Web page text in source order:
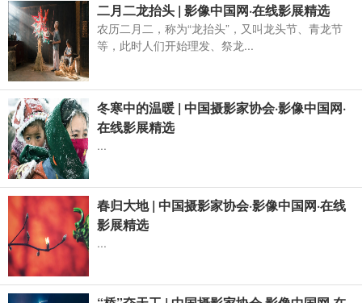
二月二龙抬头 | 影像中国网·在线影展精选
农历二月二，称为“龙抬头”，又叫龙头节、青龙节
等，此时人们开始理发、祭龙...
冬寒中的温暖 | 中国摄影家协会·影像中国网·
在线影展精选
...
春归大地 | 中国摄影家协会·影像中国网·在线
影展精选
...